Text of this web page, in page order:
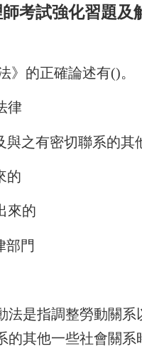
考試強化習題及
》的正確論述有()。
律
與之有密切聯系的其
的
來的
部門
法是指調整勞動關
的其他一些社會關